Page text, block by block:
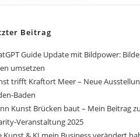
Beitrag
Guide Update mit Bildpower:
umsetzen
trifft Kraftort Meer – Neue
Baden
Kunst Brücken baut – Mein Beitrag
Veranstaltung 2025